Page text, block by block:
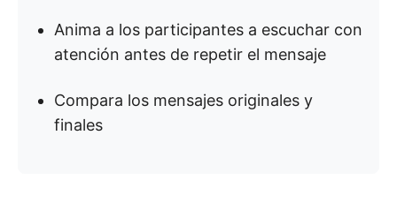
Anima a los participantes a escuchar con
atención antes de repetir el mensaje
Compara los mensajes originales y
finales